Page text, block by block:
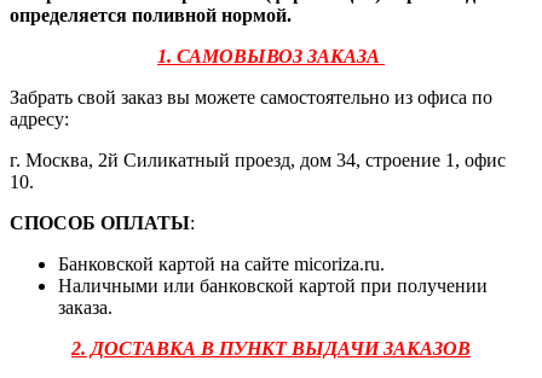
определяется поливной нормой.
1. САМОВЫВОЗ ЗАКАЗА
Забрать свой заказ вы можете самостоятельно из офиса по
адресу:
г. Москва, 2й Силикатный проезд, дом 34, строение 1, офис
10.
СПОСОБ ОПЛАТЫ:
Банковской картой на сайте micoriza.ru.
Наличными или банковской картой при получении
заказа.
2. ДОСТАВКА В ПУНКТ ВЫДАЧИ ЗАКАЗОВ